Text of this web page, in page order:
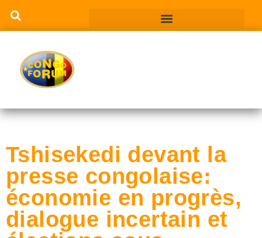
Tshisekedi devant la
presse congolaise:
économie en progrès,
dialogue incertain et